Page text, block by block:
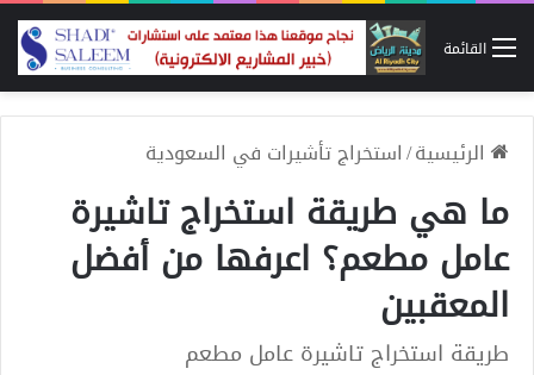
القائمة
الرئيسية/استخراج تأشيرات في السعودية
ما هي طريقة استخراج تاشيرة
عامل مطعم؟ اعرفها من أفضل
المعقبين
طريقة استخراج تاشيرة عامل مطعم